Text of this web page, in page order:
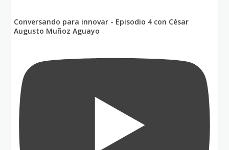
Conversando para innovar - Episodio 4 con César
Augusto Muñoz Aguayo